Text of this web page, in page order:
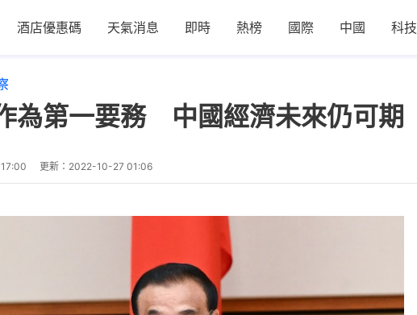
酒店優惠碼 天氣消息 即時 熱榜 國際 中國 科技
為第一要務 中國經濟未來仍可期
更新： 2022-10-27 01:06